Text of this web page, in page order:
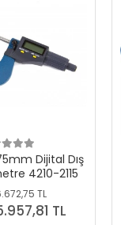
Dijital Dış
4210-2115
TL
TL